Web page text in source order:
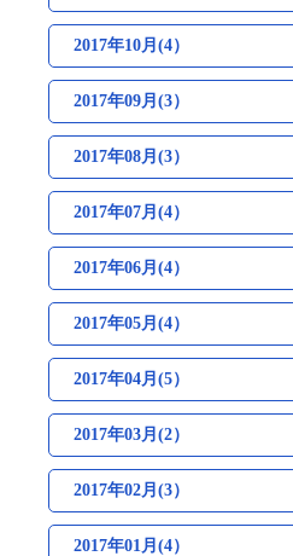
2017年10月(4）
2017年09月(3）
2017年08月(3）
2017年07月(4）
2017年06月(4）
2017年05月(4）
2017年04月(5）
2017年03月(2）
2017年02月(3）
2017年01月(4）